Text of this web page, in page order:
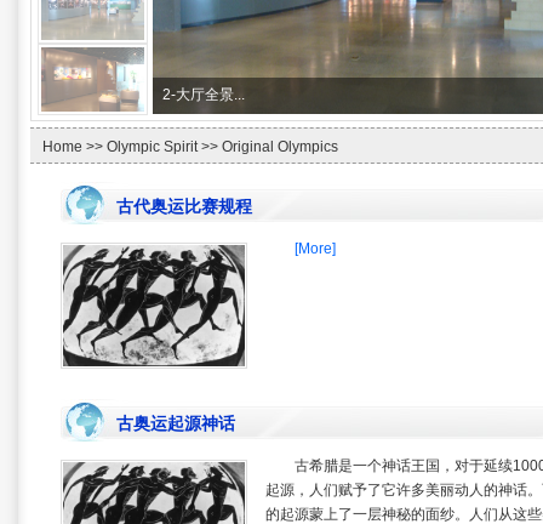
3-长江碧玉原石...
Home >> Olympic Spirit>> Original Olympics
古代奥运比赛规程
[More]
古奥运起源神话
古希腊是一个神话王国，对于延续
起源，人们赋予了它许多美丽动人的神话
的起源蒙上了一层神秘的面纱。人们从这